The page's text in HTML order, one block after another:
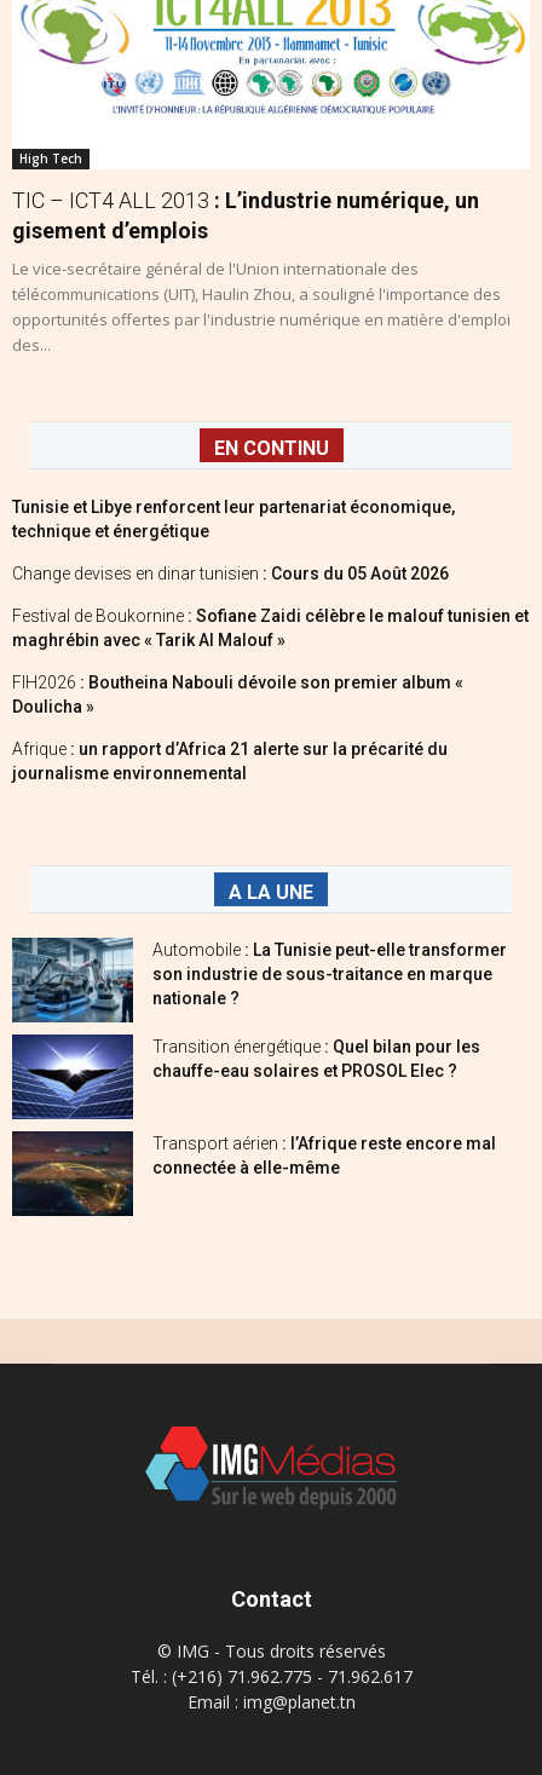
High Tech
TIC – ICT4 ALL 2013 : L’industrie numérique, un
gisement d’emplois
Le vice-secrétaire général de l'Union internationale des
télécommunications (UIT), Haulin Zhou, a souligné l'importance des
opportunités offertes par l'industrie numérique en matière d'emploi
des...
EN CONTINU
Tunisie et Libye renforcent leur partenariat économique,
technique et énergétique
Change devises en dinar tunisien : Cours du 05 Août 2026
Festival de Boukornine : Sofiane Zaidi célèbre le malouf tunisien et
maghrébin avec « Tarik Al Malouf »
FIH2026 : Boutheina Nabouli dévoile son premier album «
Doulicha »
Afrique : un rapport d’Africa 21 alerte sur la précarité du
journalisme environnemental
A LA UNE
Automobile : La Tunisie peut-elle transformer
son industrie de sous-traitance en marque
nationale ?
Transition énergétique : Quel bilan pour les
chauffe-eau solaires et PROSOL Elec ?
Transport aérien : l’Afrique reste encore mal
connectée à elle-même
Contact
© IMG - Tous droits réservés
Tél. : (+216) 71.962.775 - 71.962.617
Email : img@planet.tn